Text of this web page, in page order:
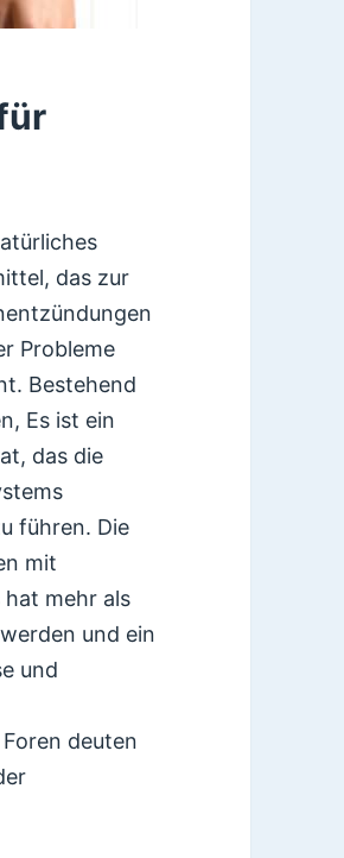
das zur
Probleme
Bestehend
Es ist ein
das die
führen. Die
mit
mehr als
und ein
und
deuten